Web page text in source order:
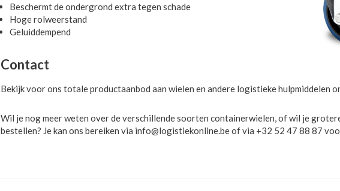
Beschermt de ondergrond extra tegen schade
Hoge rolweerstand
Geluiddempend
Contact
Bekijk voor ons totale productaanbod aan wielen en andere logistieke hulpmiddelen
Wil je nog meer weten over de verschillende soorten containerwielen, of wil je
bestellen? Je kan ons bereiken via info@logistiekonline.beof via +32 52 47 88 87